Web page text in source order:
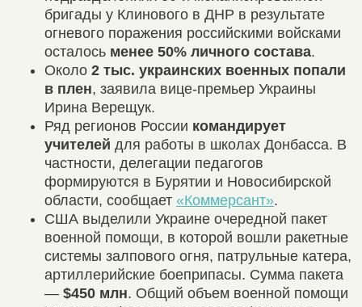
бригады у Клинового в ДНР в результате
огневого поражения российскими войсками
осталось менее 50% личного состава.
Около 2 тыс. украинских военных попали
в плен, заявила вице-премьер Украины
Ирина Верещук.
Ряд регионов России командирует
учителей для работы в школах Донбасса. В
частности, делегации педагогов
формируются в Бурятии и Новосибирской
области, сообщает «Коммерсант».
США выделили Украине очередной пакет
военной помощи, в которой вошли ракетные
системы залпового огня, патрульные катера,
артиллерийские боеприпасы. Сумма пакета
— $450 млн. Общий объем военной помощи